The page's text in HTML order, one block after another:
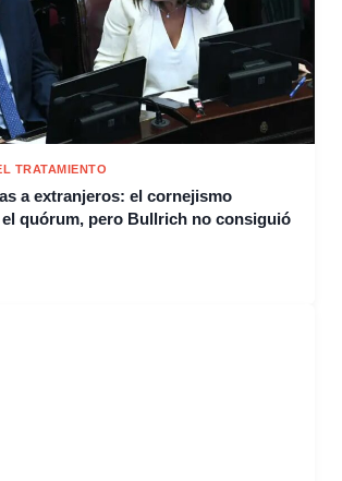
TRATAMIENTO
a extranjeros: el cornejismo
quórum, pero Bullrich no consiguió